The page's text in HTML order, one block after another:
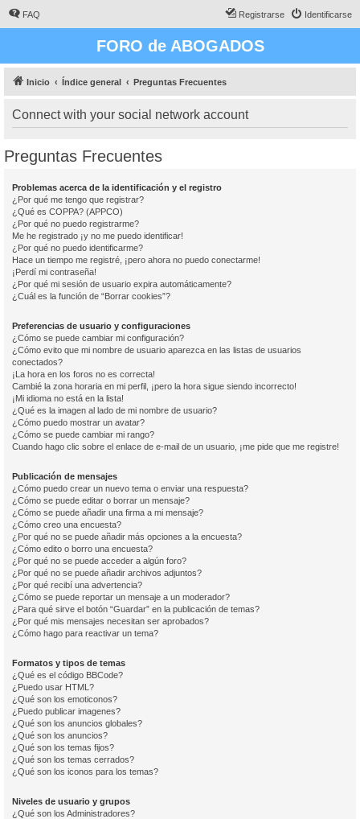
FAQ Identificarse
Registrarse
FORO de ABOGADOS
Inicio Índice general Preguntas Frecuentes
Connect with your social network account
Preguntas Frecuentes
Problemas acerca de la identificación y el registro
¿Por qué me tengo que registrar?
¿Qué es COPPA? (APPCO)
¿Por qué no puedo registrarme?
Me he registrado ¡y no me puedo identificar!
¿Por qué no puedo identificarme?
Hace un tiempo me registré, ¡pero ahora no puedo conectarme!
¡Perdí mi contraseña!
¿Por qué mi sesión de usuario expira automáticamente?
¿Cuál es la función de “Borrar cookies”?
Preferencias de usuario y configuraciones
¿Cómo se puede cambiar mi configuración?
¿Cómo evito que mi nombre de usuario aparezca en las listas de usuarios
conectados?
¡La hora en los foros no es correcta!
Cambié la zona horaria en mi perfil, ¡pero la hora sigue siendo incorrecto!
¡Mi idioma no está en la lista!
¿Qué es la imagen al lado de mi nombre de usuario?
¿Cómo puedo mostrar un avatar?
¿Cómo se puede cambiar mi rango?
Cuando hago clic sobre el enlace de e-mail de un usuario, ¡me pide que me registre!
Publicación de mensajes
¿Cómo puedo crear un nuevo tema o enviar una respuesta?
¿Cómo se puede editar o borrar un mensaje?
¿Cómo se puede añadir una firma a mi mensaje?
¿Cómo creo una encuesta?
¿Por qué no se puede añadir más opciones a la encuesta?
¿Cómo edito o borro una encuesta?
¿Por qué no se puede acceder a algún foro?
¿Por qué no se puede añadir archivos adjuntos?
¿Por qué recibí una advertencia?
¿Cómo se puede reportar un mensaje a un moderador?
¿Para qué sirve el botón “Guardar” en la publicación de temas?
¿Por qué mis mensajes necesitan ser aprobados?
¿Cómo hago para reactivar un tema?
Formatos y tipos de temas
¿Qué es el código BBCode?
¿Puedo usar HTML?
¿Qué son los emoticonos?
¿Puedo publicar imagenes?
¿Qué son los anuncios globales?
¿Qué son los anuncios?
¿Qué son los temas fijos?
¿Qué son los temas cerrados?
¿Qué son los iconos para los temas?
Niveles de usuario y grupos
¿Qué son los Administradores?